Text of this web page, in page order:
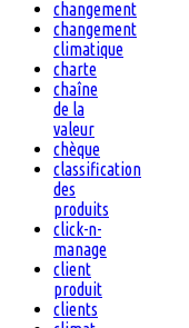
changement
changement
climatique
charte
chaîne
de la
valeur
chèque
classification
des
produits
click-n-
manage
client
produit
clients